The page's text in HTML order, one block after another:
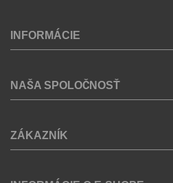
INFORMÁCIE
NAŠA SPOLOČNOSŤ
ZÁKAZNÍK